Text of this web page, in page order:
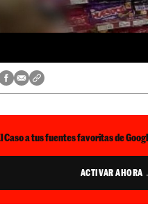
Caso a tus fuentes favoritas de
ACTIVAR AHORA